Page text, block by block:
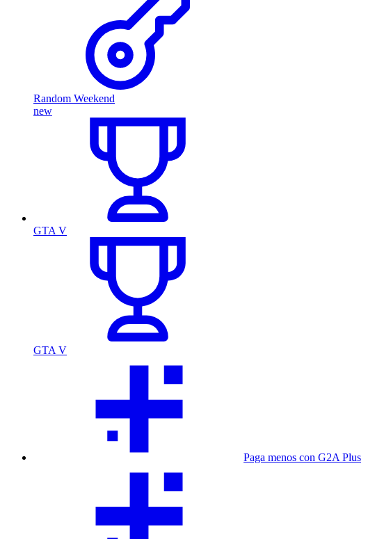
Random Weekend
new
GTA V
GTA V
Paga menos con G2A Plus